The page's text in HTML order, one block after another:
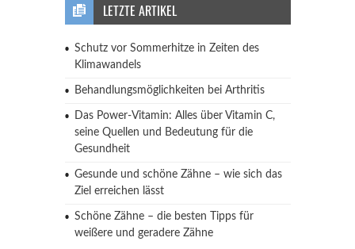
LETZTE ARTIKEL
Schutz vor Sommerhitze in Zeiten des
Klimawandels
Behandlungsmöglichkeiten bei Arthritis
Das Power-Vitamin: Alles über Vitamin C,
seine Quellen und Bedeutung für die
Gesundheit
Gesunde und schöne Zähne – wie sich das
Ziel erreichen lässt
Schöne Zähne – die besten Tipps für
weißere und geradere Zähne